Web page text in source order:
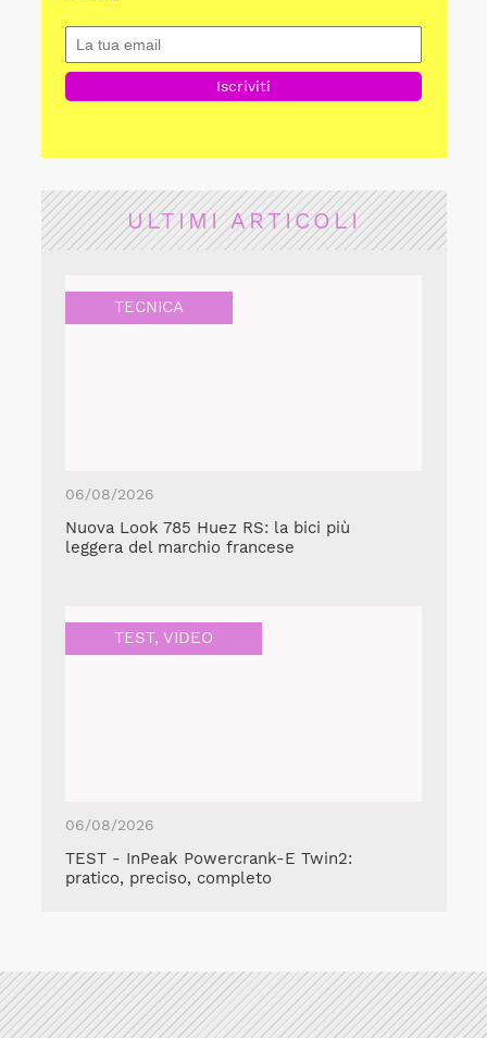
ULTIMI ARTICOLI
TECNICA
06/08/2026
Nuova Look 785 Huez RS: la bici più
leggera del marchio francese
TEST, VIDEO
06/08/2026
TEST - InPeak Powercrank-E Twin2:
pratico, preciso, completo